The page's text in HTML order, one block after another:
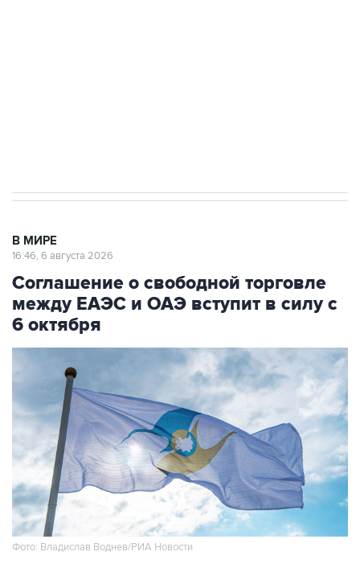
В МИРЕ
16:46, 6 августа 2026
Соглашение о свободной торговле
между ЕАЭС и ОАЭ вступит в силу с
6 октября
Фото: Владислав Воднев/РИА Новости